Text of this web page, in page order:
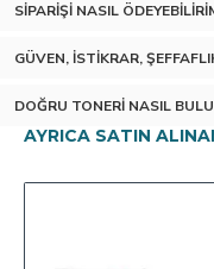
SIPARIŞI NASIL
GÜVEN, İSTIKRAR,
DOĞRU TONERI NASIL
AYRICA SATIN